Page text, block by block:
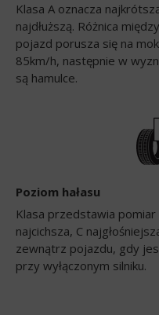
Klasa A oznacza
najdłuższą. Różnica
pojazd porusza się na
85km/h, następnie w
są hamulce.
Poziom hałasu
Klasa przedstawia
najcichsza, C
zewnątrz pojazdu, gdy
przy wyłączonym silniku.